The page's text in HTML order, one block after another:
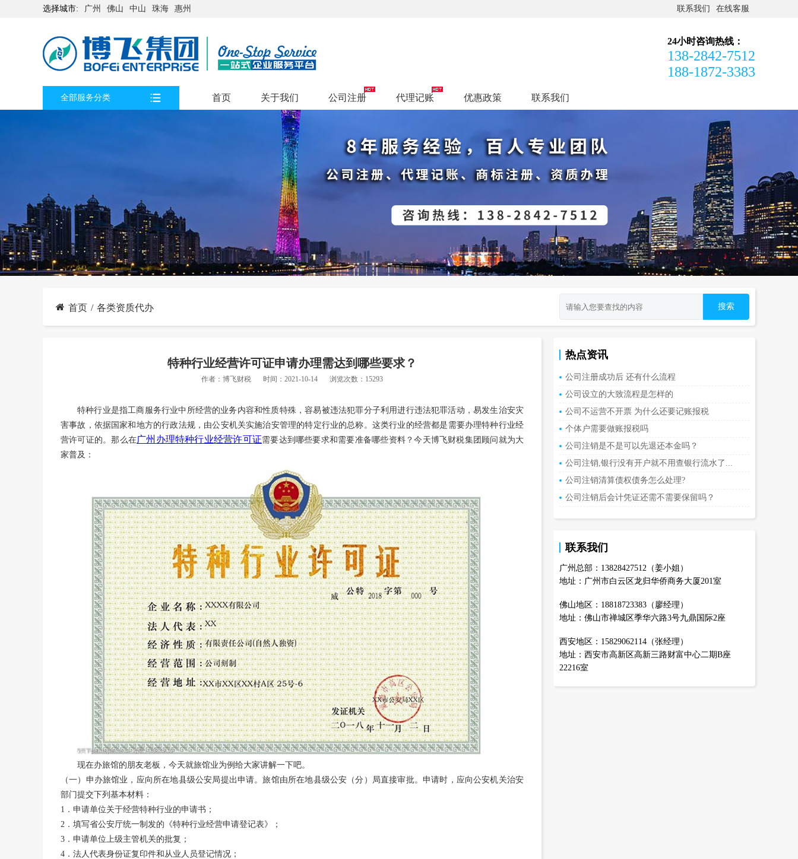
选择城市: 广州 佛山 中山 珠海 惠州 联系我们 在线客服
24小时咨询热线：
138-2842-7512
188-1872-3383
全部服务分类 首页 关于我们 公司注册 代理记账 优惠政策 联系我们
首页 各类资质代办
特种行业经营许可证申请办理需达到哪些要求？
作者： 博飞财税 时间：2021-10-14 浏览次数：15293
特种行业是指工商服务行业中所经营的业务内容和性质特殊，容易被违法犯罪分子利用进行违法犯罪活动，易发生治安灾
害事故，依据国家和地方的行政法规，由公安机关实施治安管理的特定行业的总称。这类行业的经营都是需要办理特种行业经
营许可证的。那么在广州 办理特种行业经营许可证需要达到哪些要求和 需要准备哪些资料？今天博飞财税集团顾问就为大
家普及：
现在办旅馆的朋友老板 ，今天就旅馆业为例给大家讲解一下吧。
（一）申办旅馆业，应向所在地县级公安局提出申请。旅馆由所在地县级公安（分）局直接审批。申请时，应向公安机关治安
部门提交下列基本材料：
1．申请单位关于经营特种行业的申请书；
2．填写省公安厅统一制发的《特种行业经营申请登记表》；
3．申请单位上级主管机关的批复；
4．法人代表身份证复印件和从业人员登记情况；
热点资讯
公司注册成功后 还有什么流程
公司设立的大致流程是怎样的
公司不运营不开票 为什么还要记账报税
个体户需要做账报税吗
公司注销是不是可以先退还本金吗？
公司注销,银行没有开户就不用查银行流水了...
公司注销清算债权债务怎么处理?
公司注销后会计凭证还需不需要保留吗？
联系我们
广州总部：13828427512（姜小姐）
地址：广州市白云区龙归华侨商务大厦201室
佛山地区：18818723383（廖经理）
地址：佛山市禅城区季华六路3号九鼎国际2座
西安地区：15829062114（张经理）
地址：西安市高新区高新三路财富中心二期B座
22216室